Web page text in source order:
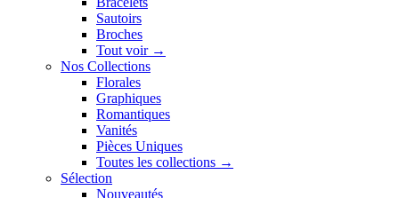
Sautoirs
Broches
Tout voir →
Nos Collections
Florales
Graphiques
Romantiques
Vanités
Pièces Uniques
Toutes les collections →
Sélection
Nouveautés